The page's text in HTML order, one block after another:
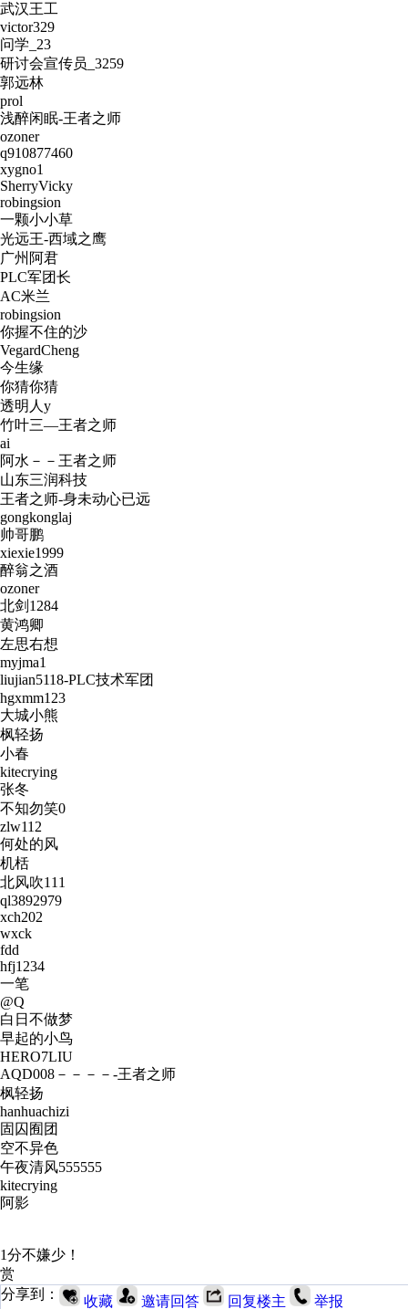
武汉王工
victor329
问学_23
研讨会宣传员_3259
郭远林
prol
浅醉闲眠-王者之师
ozoner
q910877460
xygno1
SherryVicky
robingsion
一颗小小草
光远王-西域之鹰
广州阿君
PLC军团长
AC米兰
robingsion
你握不住的沙
VegardCheng
今生缘
你猜你猜
透明人y
竹叶三—王者之师
ai
阿水－－王者之师
山东三润科技
王者之师-身未动心已远
gongkonglaj
帅哥鹏
xiexie1999
醉翁之酒
ozoner
北剑1284
黄鸿卿
左思右想
myjma1
liujian5118-PLC技术军团
hgxmm123
大城小熊
枫轻扬
小春
kitecrying
张冬
不知勿笑0
zlw112
何处的风
机栝
北风吹111
ql3892979
xch202
wxck
fdd
hfj1234
一笔
@Q
白日不做梦
早起的小鸟
HERO7LIU
AQD008－－－－-王者之师
枫轻扬
hanhuachizi
固囚囿团
空不异色
午夜清风555555
kitecrying
阿影
1分不嫌少！
赏
分享到：
收藏 邀请回答 回复楼主 举报